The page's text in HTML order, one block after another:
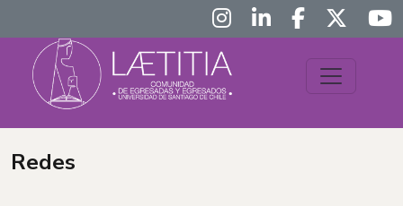
Redes